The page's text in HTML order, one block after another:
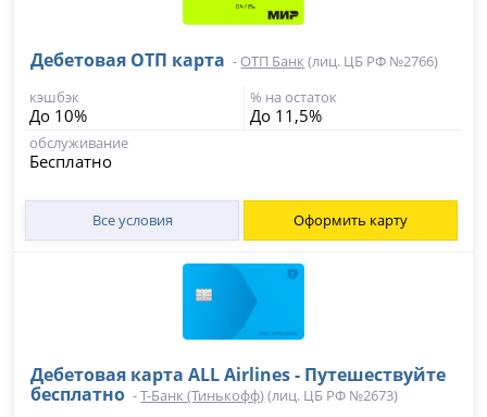
Дебетовая ОТП карта - ОТП Банк (лиц. ЦБ РФ №2766)
кэшбэк
До 10%
% на остаток
До 11,5%
обслуживание
Бесплатно
Все условия Оформить карту
Дебетовая карта ALL Airlines - Путешествуйте
бесплатно -Т-Банк (Тинькофф)(лиц. ЦБ РФ №2673)